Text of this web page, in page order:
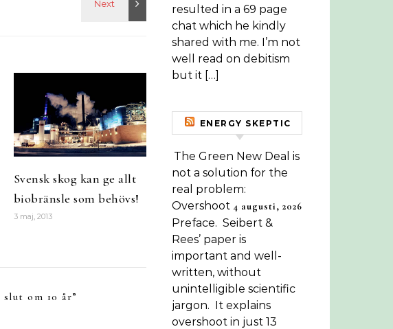
Svensk skog kan ge allt
biobränsle som behövs!
3 maj, 2013
om 10 år”
resulted in a 69 page
chat which he kindly
shared with me. I’m not
well read on debitism
but it […]
ENERGY SKEPTIC
The Green New Deal is
not a solution for the
real problem:
Overshoot 4 augusti, 2026
Preface. Seibert &
Rees’ paper is
important and well-
written, without
unintelligible scientific
jargon. It explains
overshoot in just 13